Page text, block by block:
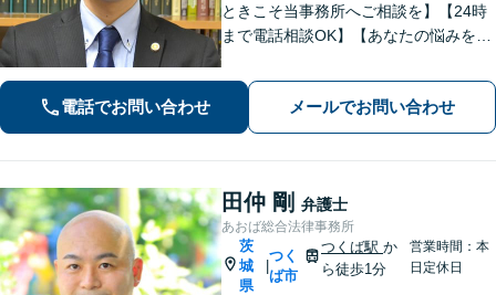
ときこそ当事務所へご相談を】【24時
まで電話相談OK】【あなたの悩みを聞
交通事故、未払賃金、債権回収など解
決実績多数。ご相談内容にとことん向
き合い、最善の解決を目指します。
電話でお問い合わせ メールでお問い合わせ
田仲 剛 弁護士
あおば総合法律事務所
茨
城
県
つく
ば市
つくば駅か
ら徒歩1分
営業時間：本
日定休日